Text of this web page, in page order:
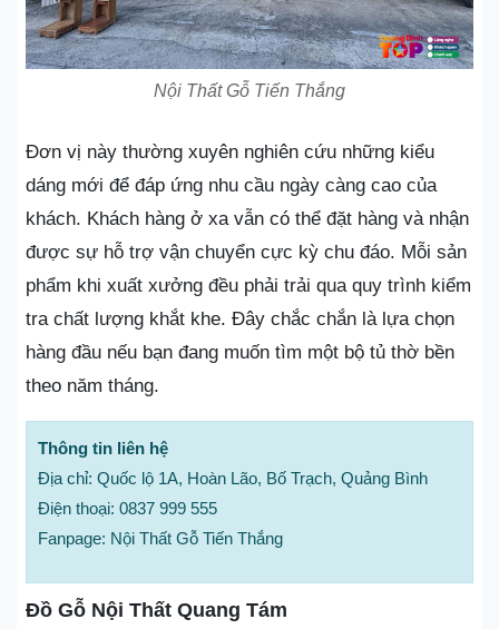
Nội Thất Gỗ Tiến Thắng
Đơn vị này thường xuyên nghiên cứu những kiểu
dáng mới để đáp ứng nhu cầu ngày càng cao của
khách. Khách hàng ở xa vẫn có thể đặt hàng và nhận
được sự hỗ trợ vận chuyển cực kỳ chu đáo. Mỗi sản
phẩm khi xuất xưởng đều phải trải qua quy trình kiểm
tra chất lượng khắt khe. Đây chắc chắn là lựa chọn
hàng đầu nếu bạn đang muốn tìm một bộ tủ thờ bền
theo năm tháng.
Thông tin liên hệ
Địa chỉ: Quốc lộ 1A, Hoàn Lão, Bố Trạch, Quảng Bình
Điện thoại: 0837 999 555
Fanpage: Nội Thất Gỗ Tiến Thắng
Đồ Gỗ Nội Thất Quang Tám